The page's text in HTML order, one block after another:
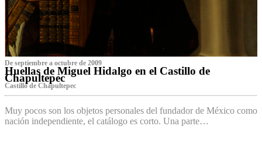
De septiembre a octubre de 2009
Huellas de Miguel Hidalgo en el Castillo de
Chapultepec
Castillo de Chapultepec
Muy pocos son los objetos personales del fundador de México como
nación independiente, el catálogo es corto. Una parte…